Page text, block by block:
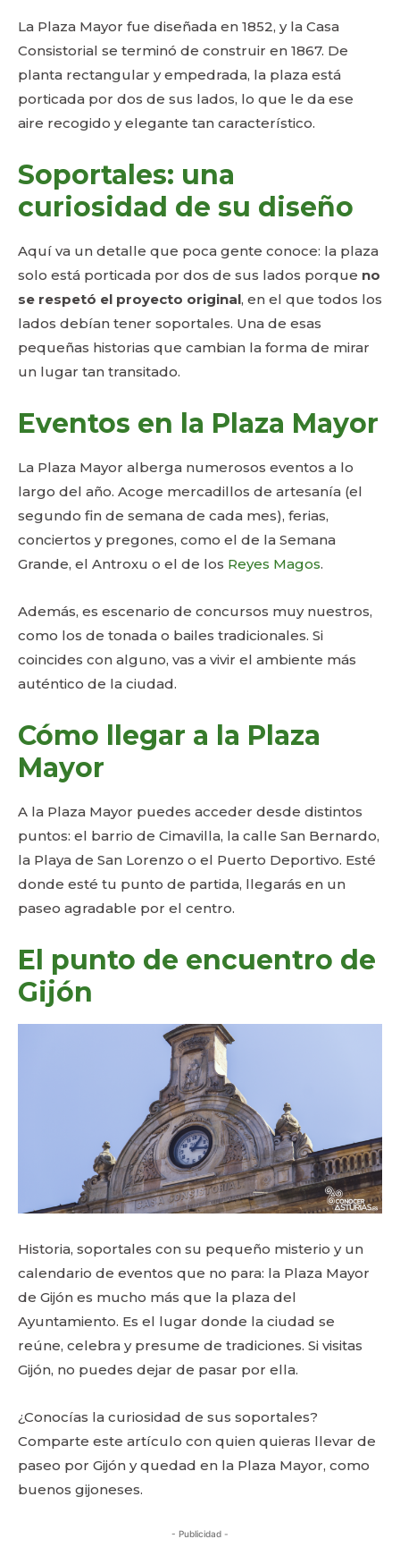
La Plaza Mayor fue diseñada en 1852, y la Casa
Consistorial se terminó de construir en 1867. De
planta rectangular y empedrada, la plaza está
porticada por dos de sus lados, lo que le da ese
aire recogido y elegante tan característico.
Soportales: una
curiosidad de su diseño
Aquí va un detalle que poca gente conoce: la plaza
solo está porticada por dos de sus lados porque no
se respetó el proyecto original, en el que todos los
lados debían tener soportales. Una de esas
pequeñas historias que cambian la forma de mirar
un lugar tan transitado.
Eventos en la Plaza Mayor
La Plaza Mayor alberga numerosos eventos a lo
largo del año. Acoge mercadillos de artesanía (el
segundo fin de semana de cada mes), ferias,
conciertos y pregones, como el de la Semana
Grande, el Antroxu o el de los Reyes Magos.
Además, es escenario de concursos muy nuestros,
como los de tonada o bailes tradicionales. Si
coincides con alguno, vas a vivir el ambiente más
auténtico de la ciudad.
Cómo llegar a la Plaza
Mayor
A la Plaza Mayor puedes acceder desde distintos
puntos: el barrio de Cimavilla, la calle San Bernardo,
la Playa de San Lorenzo o el Puerto Deportivo. Esté
donde esté tu punto de partida, llegarás en un
paseo agradable por el centro.
El punto de encuentro de
Gijón
Historia, soportales con su pequeño misterio y un
calendario de eventos que no para: la Plaza Mayor
de Gijón es mucho más que la plaza del
Ayuntamiento. Es el lugar donde la ciudad se
reúne, celebra y presume de tradiciones. Si visitas
Gijón, no puedes dejar de pasar por ella.
¿Conocías la curiosidad de sus soportales?
Comparte este artículo con quien quieras llevar de
paseo por Gijón y quedad en la Plaza Mayor, como
buenos gijoneses.
- Publicidad -